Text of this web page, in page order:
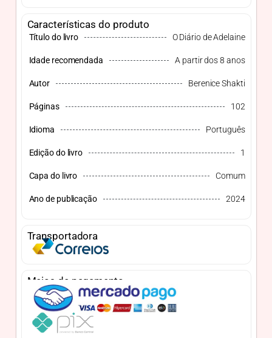
Características do produto
Título do livro O Diário de Adelaine
Idade recomendada A partir dos 8 anos
Autor Berenice Shakti
Páginas 102
Idioma Português
Edição do livro 1
Capa do livro Comum
Ano de publicação 2024
Transportadora
Meios de pagamento